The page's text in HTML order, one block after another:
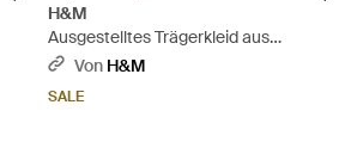
H&M
Ausgestelltes Trägerkleid aus
Baumwolle - Weiß
Von H&M
SALE